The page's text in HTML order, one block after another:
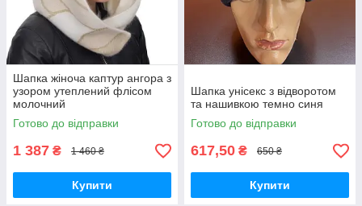
Шапка жіноча каптур ангора з
узором утеплений флісом
молочний
Готово до відправки
1 387 ₴ 1 460 ₴
Купити
Шапка унісекс з відворотом
та нашивкою темно синя
Готово до відправки
617,50 ₴ 650 ₴
Купити